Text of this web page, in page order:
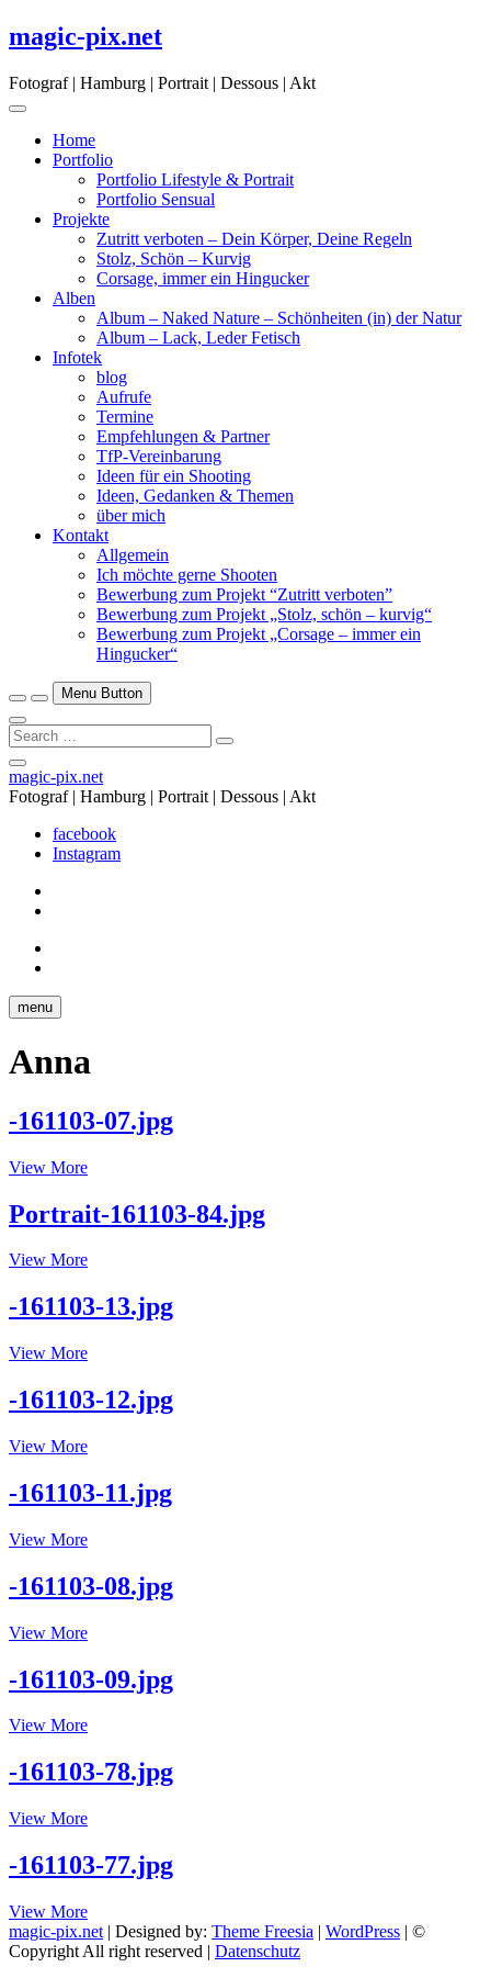
Skip
to
magic-pix.net
Fotograf | Hamburg | Portrait | Dessous | Akt
Home
Portfolio
Portfolio Lifestyle & Portrait
Portfolio Sensual
Projekte
Zutritt verboten – Dein Körper, Deine Regeln
Stolz, Schön – Kurvig
Corsage, immer ein Hingucker
Alben
Album – Naked Nature – Schönheiten (in) der Natur
Album – Lack, Leder Fetisch
Infotek
blog
Aufrufe
Termine
Empfehlungen & Partner
TfP-Vereinbarung
Ideen für ein Shooting
Ideen, Gedanken & Themen
über mich
Kontakt
Allgemein
Ich möchte gerne Shooten
Bewerbung zum Projekt “Zutritt verboten”
Bewerbung zum Projekt „Stolz, schön – kurvig“
Bewerbung zum Projekt „Corsage – immer ein
Hingucker“
Menu Button
Search
…
Close
Side
Menu
magic-pix.net
Fotograf | Hamburg | Portrait | Dessous | Akt
facebook
Instagram
menu
Anna
-161103-07.jpg
View More-161103-
Portrait-161103-84.jpg
View MorePortrait-
84.jpg
-161103-13.jpg
View More-161103-
-161103-12.jpg
View More-161103-
-161103-11.jpg
View More-161103-
-161103-08.jpg
View More-161103-
-161103-09.jpg
View More-161103-
-161103-78.jpg
View More-161103-
-161103-77.jpg
View More-161103-
77.jpg
magic-pix.net | Designed by: Theme Freesia | WordPress | ©
Copyright All right reserved | Datenschutz